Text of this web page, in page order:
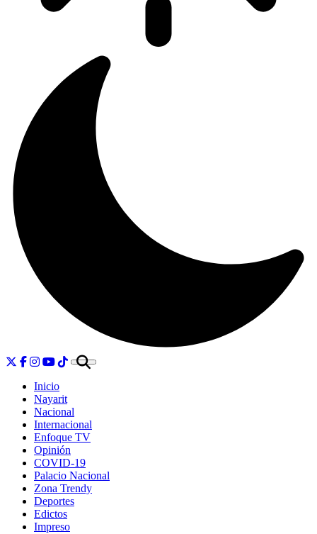
Inicio
Nayarit
Nacional
Internacional
Enfoque TV
Opinión
COVID-19
Palacio Nacional
Zona Trendy
Deportes
Edictos
Impreso